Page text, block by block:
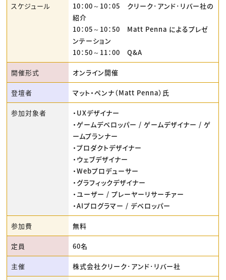
スケジュール
10：00～10：05 クリーク･アンド･リバー社の
紹介
10：05～10：50 Matt Penna によるプレゼ
ンテーション
10：50～11：00 Q&A
開催形式 オンライン開催
登壇者 マット・ペンナ（Matt Penna）氏
参加対象者
・UXデザイナー
・ゲームデベロッパー / ゲームデザイナー / ゲ
ームプランナー
・プロダクトデザイナー
・ウェブデザイナー
・Webプロデューサー
・グラフィックデザイナー
・ユーザー / プレーヤーリサーチァー
・AIプログラマー / デベロッパー
参加費 無料
定員 60名
主催 株式会社クリーク･アンド･リバー社